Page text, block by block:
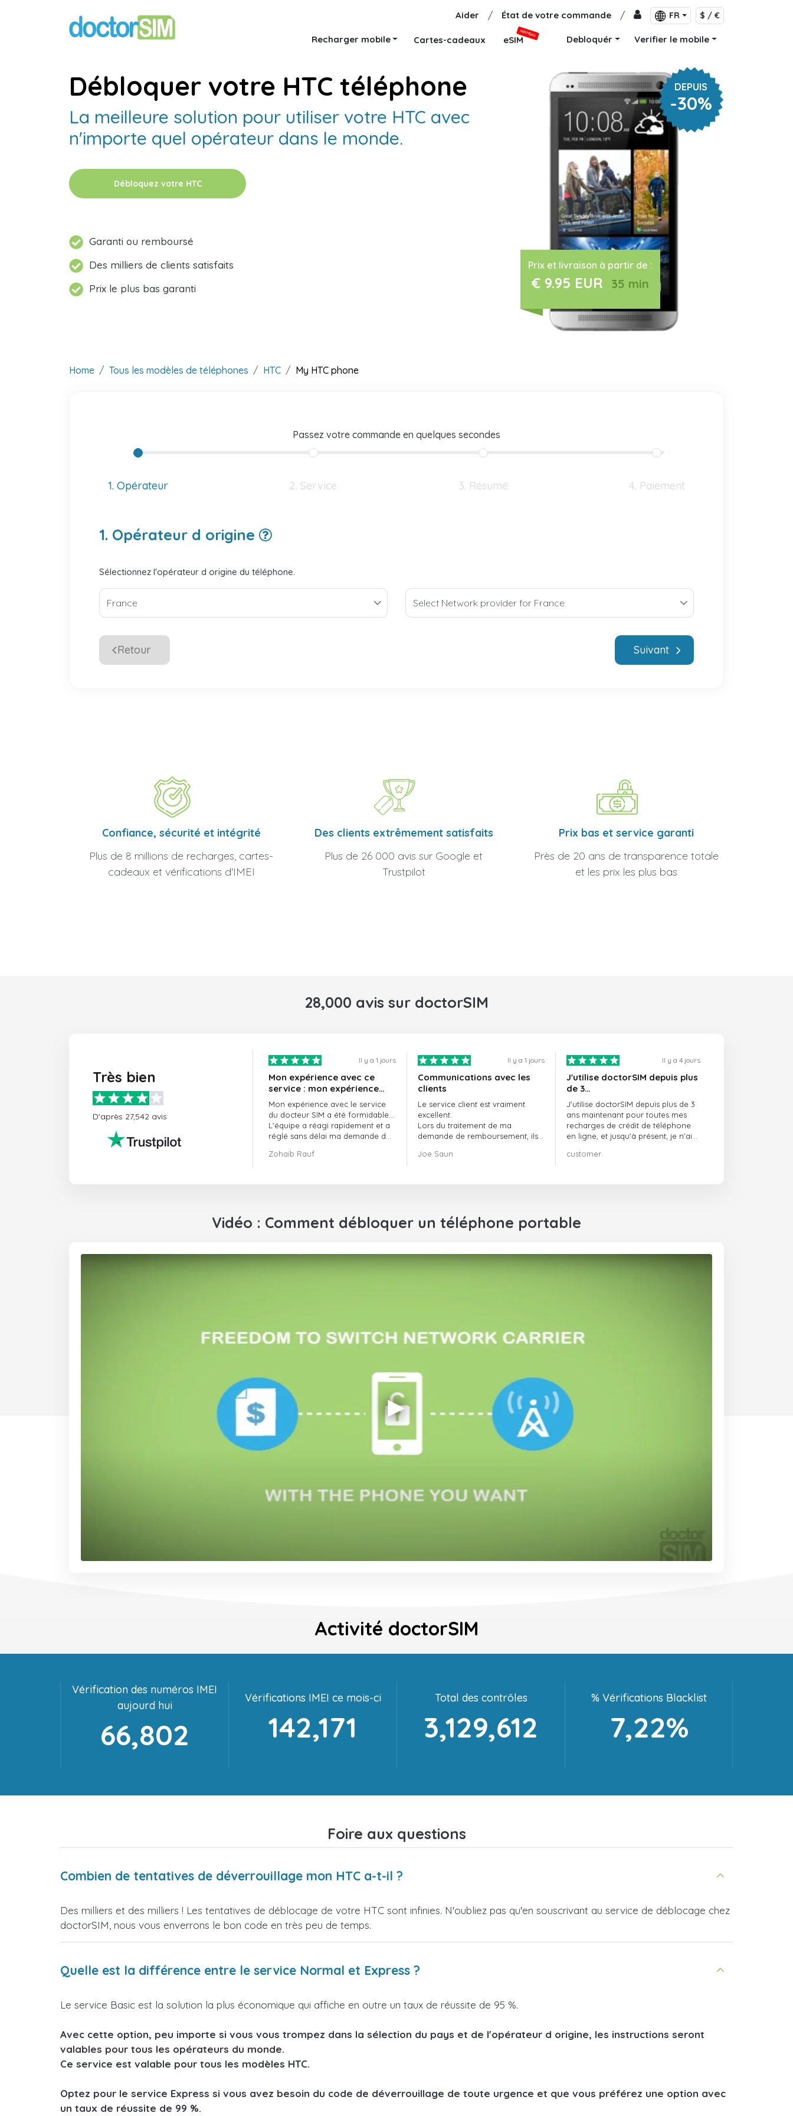
Aider / État de votre commande / FR $ / €
Recharger mobile Cartes-cadeaux eSIM
NOUVEAU
Debloquér Verifier le mobile
DEPUIS
-30%
Prix et livraison à partir de :
€ 9.95 EUR 35 min
Débloquer votre HTC téléphone
La meilleure solution pour utiliser votre HTC avec
n'importe quel opérateur dans le monde.
Débloquez votre HTC
Garanti ou remboursé
Des milliers de clients satisfaits
Prix le plus bas garanti
Home Tous les modèles de téléphones HTC My HTC phone
Passez votre commande en quelques secondes
1. Opérateur 2. Service 3. Résumé 4. Paiement
1. Opérateur d origine
Sélectionnez l'opérateur d origine du téléphone.
Retour Suivant
Confiance, sécurité et intégrité
Plus de 8 millions de recharges, cartes-
cadeaux et vérifications d'IMEI
Des clients extrêmement satisfaits
Plus de 26 000 avis sur Google et
Trustpilot
Prix bas et service garanti
Près de 20 ans de transparence totale
et les prix les plus bas
28,000 avis sur doctorSIM
Très bien
D'après 27,542 avis
Il y a 1 jours
Mon expérience avec ce
service : mon expérience
avec le service de
doctorSIM a été formidable.
Mon expérience avec le service
du docteur SIM a été formidable…
L'équipe a réagi rapidement et a
réglé sans délai ma demande de
Dans l'ensemble, j'ai vraiment
Zohaib Rauf
Il y a 1 jours
Communications avec les
clients
Le service client est vraiment
excellent.
Lors du traitement de ma
demande de remboursement, ils
professionnalisme et de rapidité,
Joe Saun
Il y a 4 jours
J'utilise doctorSIM depuis plus
de 3…
J'utilise doctorSIM depuis plus de 3
ans maintenant pour toutes mes
recharges de crédit de téléphone
en ligne, et jusqu'à présent, je n'ai
vivement !!!
customer
Vidéo : Comment débloquer un téléphone portable
Activité doctorSIM
Vérification des numéros IMEI
aujourd hui
66,802
Vérifications IMEI ce mois-ci
142,171
Total des contrôles
3,129,612
% Vérifications Blacklist
7,22%
Foire aux questions
Combien de tentatives de déverrouillage mon HTC a-t-il ?
Des milliers et des milliers ! Les tentatives de déblocage de votre HTC sont infinies. N'oubliez pas qu'en souscrivant au service de déblocage chez
doctorSIM, nous vous enverrons le bon code en très peu de temps.
Quelle est la différence entre le service Normal et Express ?
Le service Basic est la solution la plus économique qui affiche en outre un taux de réussite de 95 %.
Avec cette option, peu importe si vous vous trompez dans la sélection du pays et de l'opérateur d origine, les instructions seront
valables pour tous les opérateurs du monde.
Ce service est valable pour tous les modèles HTC.
Optez pour le service Express si vous avez besoin du code de déverrouillage de toute urgence et que vous préférez une option avec
un taux de réussite de 99 %.